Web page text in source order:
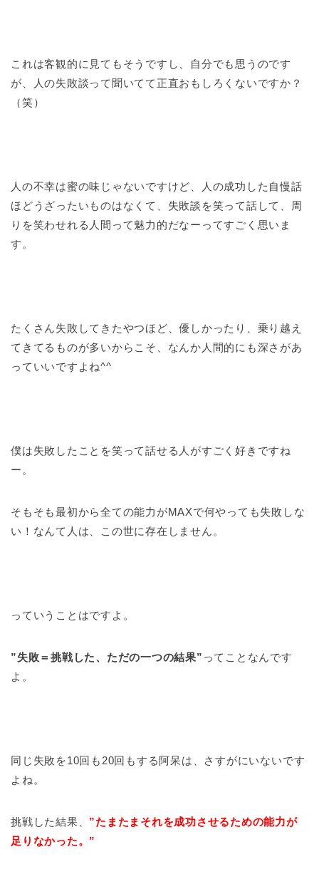
これは客観的に見てもそうですし、自分でも思うのです
が、人の失敗談って聞いてて正直おもしろくないですか？
（笑）
人の不幸は蜜の味じゃないですけど、人の成功した自慢話
ほどうざったいものはなくて、失敗談を笑って話して、周
りを笑わせれる人間って魅力的だなーってすごく思いま
す。
たくさん失敗してきたやつほど、優しかったり、乗り越え
てきてるものが多いからこそ、なんか人間的にも深さがあ
っていいですよね^^
僕は失敗したことを笑って話せる人がすごく好きですね
ー。
そもそも最初から全ての能力がMAXで何やっても失敗しな
い！なんて人は、この世に存在しません。
っていうことはですよ。
”失敗＝挑戦した、ただの一つの結果” ってことなんです
よ。
同じ失敗を10回も20回もする阿呆は、さすがにいないです
よね。
挑戦した結果、 ”たまたまそれを成功させるための能力が
足りなかった。”